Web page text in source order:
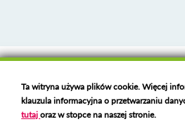
Deklaracja dostępności
Polski serwer RBLhttps://polspam.pl/
Ta witryna używa plików cookie. Więcej
klauzula informacyjna o przetwarzaniu
tutajoraz w stopce na naszej stronie.